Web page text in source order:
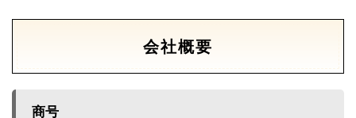
会社概要
商号